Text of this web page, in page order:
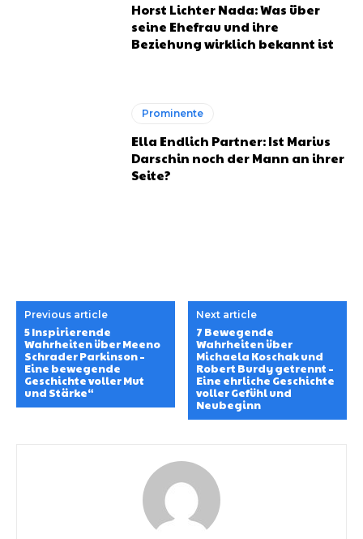
Horst Lichter Nada: Was über
seine Ehefrau und ihre
Beziehung wirklich bekannt ist
Prominente
Ella Endlich Partner: Ist Marius
Darschin noch der Mann an ihrer
Seite?
Previous article
5 Inspirierende
Wahrheiten über Meeno
Schrader Parkinson –
Eine bewegende
Geschichte voller Mut
und Stärke“
Next article
7 Bewegende
Wahrheiten über
Michaela Koschak und
Robert Burdy getrennt –
Eine ehrliche Geschichte
voller Gefühl und
Neubeginn